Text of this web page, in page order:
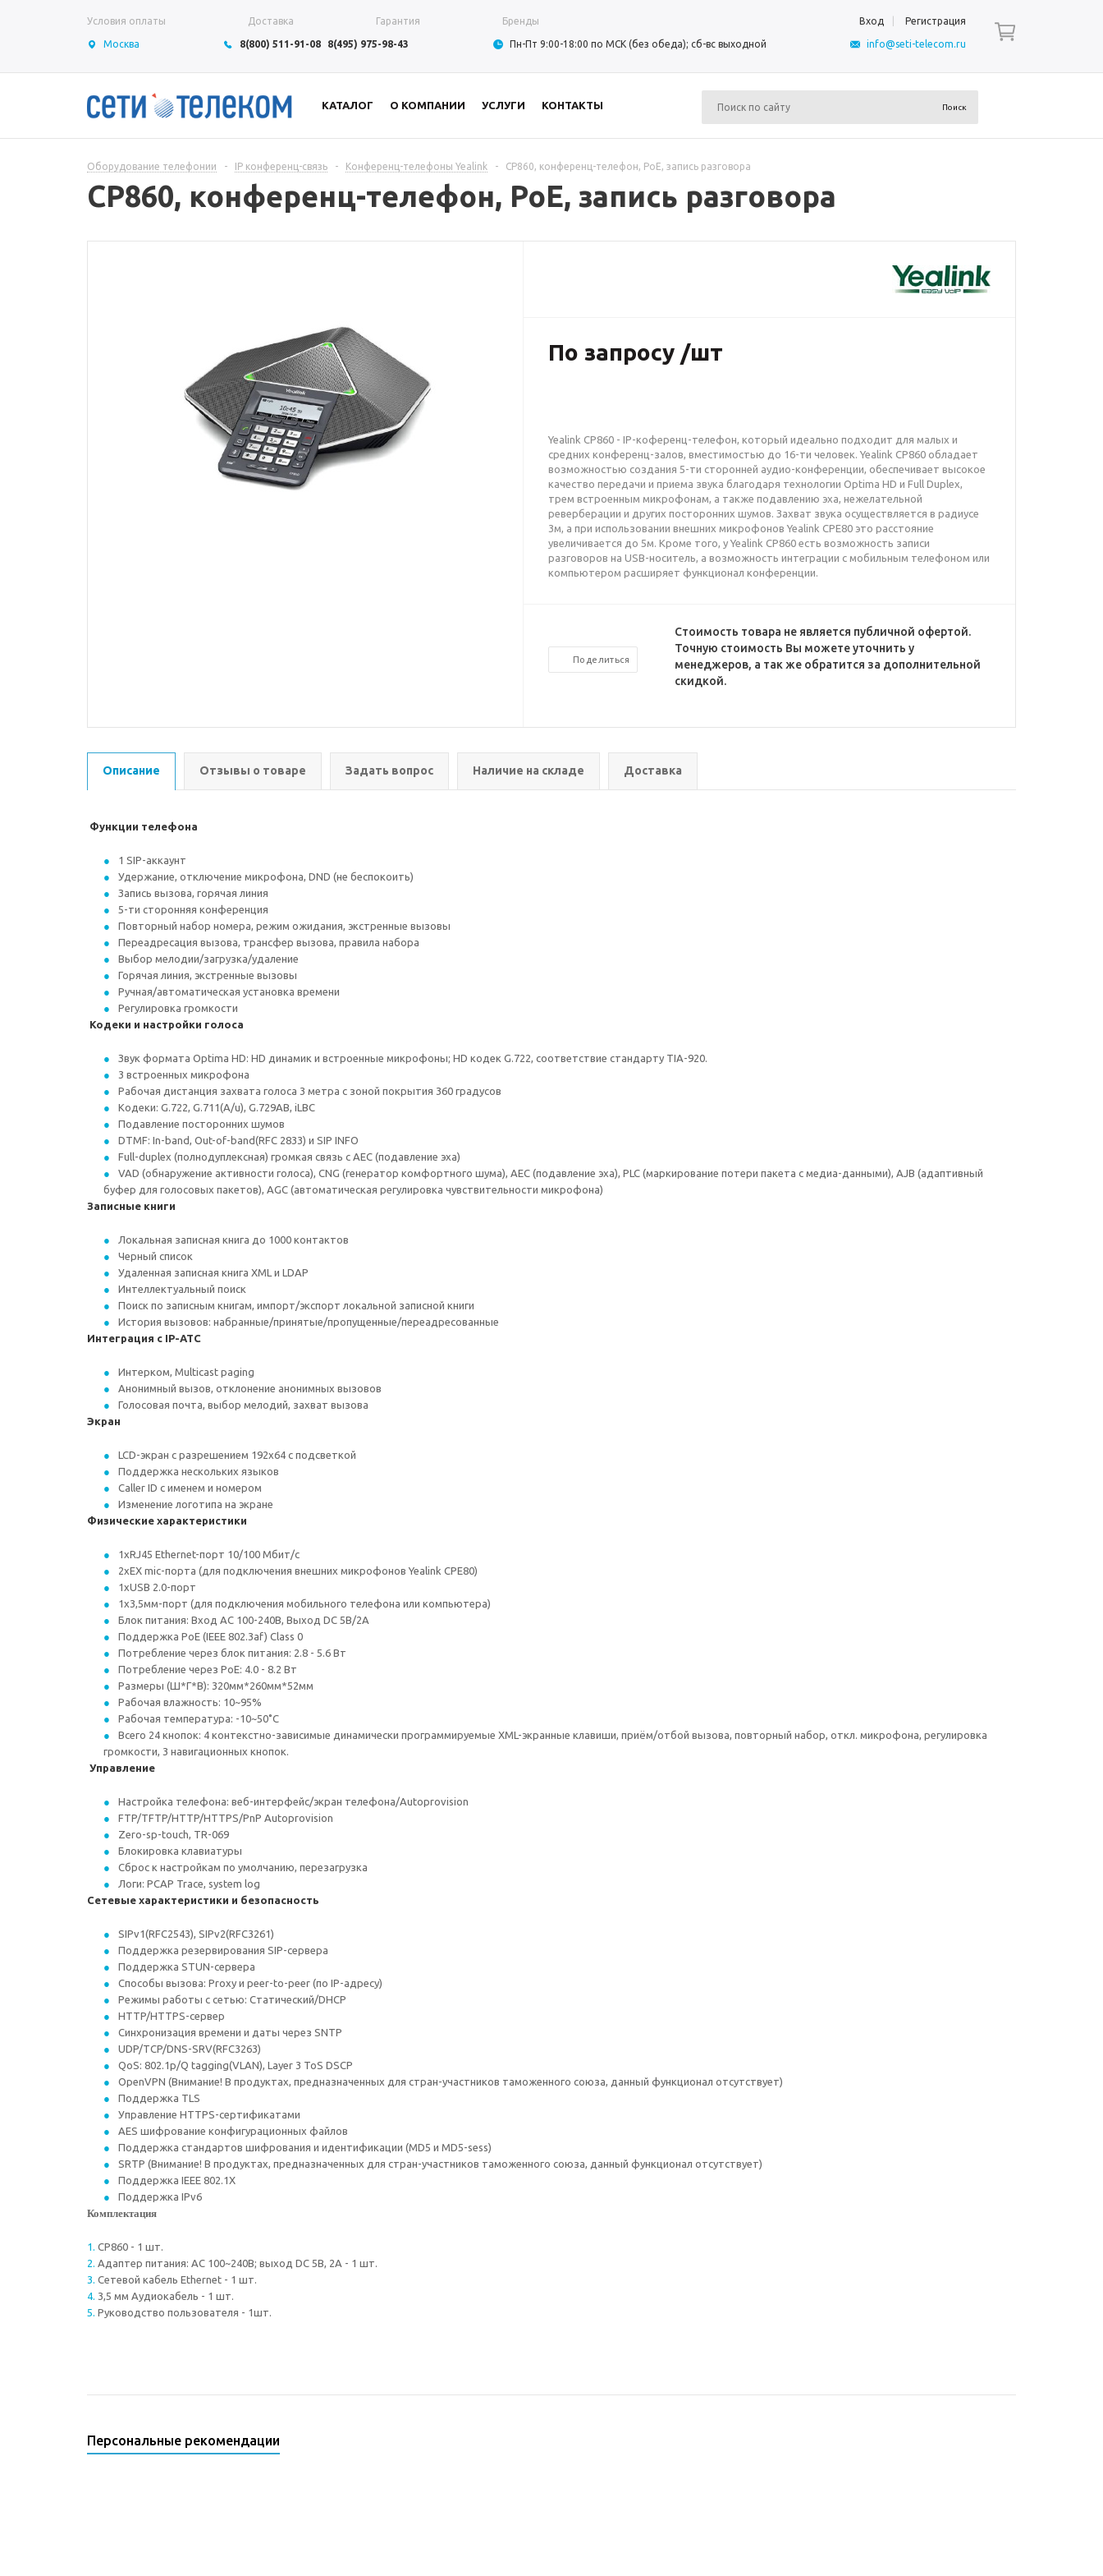
Условия оплаты Доставка Гарантия Бренды Вход Регистрация
Москва 8(800) 511-91-08 8(495) 975-98-43 Пн-Пт 9:00-18:00 по МСК (без обеда); сб-вс выходной info@seti-telecom.ru
КАТАЛОГ О КОМПАНИИ УСЛУГИ КОНТАКТЫ
Оборудование телефонии - IP конференц-связь - Конференц-телефоны Yealink - CP860, конференц-телефон, PoE, запись разговора
CP860, конференц-телефон, PoE, запись разговора
По запросу /шт
Yealink CP860 - IP-коференц-телефон, который идеально подходит для малых и
средних конференц-залов, вместимостью до 16-ти человек. Yealink CP860 обладает
возможностью создания 5-ти сторонней аудио-конференции, обеспечивает высокое
качество передачи и приема звука благодаря технологии Optima HD и Full Duplex,
трем встроенным микрофонам, а также подавлению эха, нежелательной
реверберации и других посторонних шумов. Захват звука осуществляется в радиусе
3м, а при использовании внешних микрофонов Yealink CPE80 это расстояние
увеличивается до 5м. Кроме того, у Yealink CP860 есть возможность записи
разговоров на USB-носитель, а возможность интеграции с мобильным телефоном или
компьютером расширяет функционал конференции.
Поделиться
Стоимость товара не является публичной офертой.
Точную стоимость Вы можете уточнить у
менеджеров, а так же обратится за дополнительной
скидкой.
Описание Отзывы о товаре Задать вопрос Наличие на складе Доставка
Функции телефона
1 SIP-аккаунт
Удержание, отключение микрофона, DND (не беспокоить)
Запись вызова, горячая линия
5-ти сторонняя конференция
Повторный набор номера, режим ожидания, экстренные вызовы
Переадресация вызова, трансфер вызова, правила набора
Выбор мелодии/загрузка/удаление
Горячая линия, экстренные вызовы
Ручная/автоматическая установка времени
Регулировка громкости
Кодеки и настройки голоса
Звук формата Optima HD: HD динамик и встроенные микрофоны; HD кодек G.722, соответствие стандарту TIA-920.
3 встроенных микрофона
Рабочая дистанция захвата голоса 3 метра с зоной покрытия 360 градусов
Кодеки: G.722, G.711(A/u), G.729AB, iLBC
Подавление посторонних шумов
DTMF: In-band, Out-of-band(RFC 2833) и SIP INFO
Full-duplex (полнодуплексная) громкая связь с AEC (подавление эха)
VAD (обнаружение активности голоса), CNG (генератор комфортного шума), AEC (подавление эха), PLC (маркирование потери пакета с медиа-данными), AJB (адаптивный
буфер для голосовых пакетов), AGC (автоматическая регулировка чувствительности микрофона)
Записные книги
Локальная записная книга до 1000 контактов
Черный список
Удаленная записная книга XML и LDAP
Интеллектуальный поиск
Поиск по записным книгам, импорт/экспорт локальной записной книги
История вызовов: набранные/принятые/пропущенные/переадресованные
Интеграция с IP-АТС
Интерком, Multicast paging
Анонимный вызов, отклонение анонимных вызовов
Голосовая почта, выбор мелодий, захват вызова
Экран
LCD-экран с разрешением 192x64 с подсветкой
Поддержка нескольких языков
Caller ID с именем и номером
Изменение логотипа на экране
Физические характеристики
1хRJ45 Ethernet-порт 10/100 Мбит/с
2xEX mic-порта (для подключения внешних микрофонов Yealink CPE80)
1xUSB 2.0-порт
1x3,5мм-порт (для подключения мобильного телефона или компьютера)
Блок питания: Вход AC 100-240В, Выход DC 5В/2А
Поддержка PoE (IEEE 802.3af) Class 0
Потребление через блок питания: 2.8 - 5.6 Вт
Потребление через PoE: 4.0 - 8.2 Вт
Размеры (Ш*Г*В): 320мм*260мм*52мм
Рабочая влажность: 10~95%
Рабочая температура: -10~50˚C
Всего 24 кнопок: 4 контекстно-зависимые динамически программируемые XML-экранные клавиши, приём/отбой вызова, повторный набор, откл. микрофона, регулировка
громкости, 3 навигационных кнопок.
Управление
Настройка телефона: веб-интерфейс/экран телефона/Autoprovision
FTP/TFTP/HTTP/HTTPS/PnP Autoprovision
Zero-sp-touch, TR-069
Блокировка клавиатуры
Сброс к настройкам по умолчанию, перезагрузка
Логи: PCAP Trace, system log
Сетевые характеристики и безопасность
SIPv1(RFC2543), SIPv2(RFC3261)
Поддержка резервирования SIP-сервера
Поддержка STUN-сервера
Способы вызова: Proxy и peer-to-peer (по IP-адресу)
Режимы работы с сетью: Статический/DHCP
HTTP/HTTPS-сервер
Синхронизация времени и даты через SNTP
UDP/TCP/DNS-SRV(RFC3263)
QoS: 802.1p/Q tagging(VLAN), Layer 3 ToS DSCP
OpenVPN (Внимание! В продуктах, предназначенных для стран-участников таможенного союза, данный функционал отсутствует)
Поддержка TLS
Управление HTTPS-сертификатами
AES шифрование конфигурационных файлов
Поддержка стандартов шифрования и идентификации (MD5 и MD5-sess)
SRTP (Внимание! В продуктах, предназначенных для стран-участников таможенного союза, данный функционал отсутствует)
Поддержка IEEE 802.1X
Поддержка IPv6
Комплектация
CP860 - 1 шт.
Адаптер питания: AC 100~240B; выход DC 5B, 2A - 1 шт.
Сетевой кабель Ethernet - 1 шт.
3,5 мм Аудиокабель - 1 шт.
Руководство пользователя - 1шт.
Персональные рекомендации